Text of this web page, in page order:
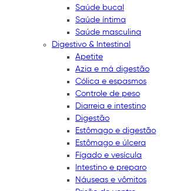
Saúde bucal
Saúde íntima
Saúde masculina
Digestivo & Intestinal
Apetite
Azia e má digestão
Cólica e espasmos
Controle de peso
Diarreia e intestino
Digestão
Estômago e digestão
Estômago e úlcera
Fígado e vesícula
Intestino e preparo
Náuseas e vômitos